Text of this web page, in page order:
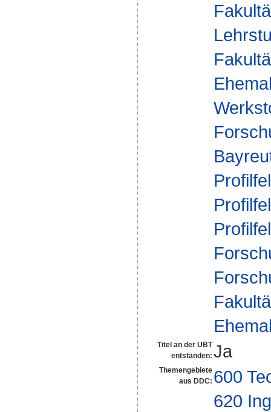
Titel an der UBT
entstanden: Ja
Themengebiete
aus DDC: 600
620